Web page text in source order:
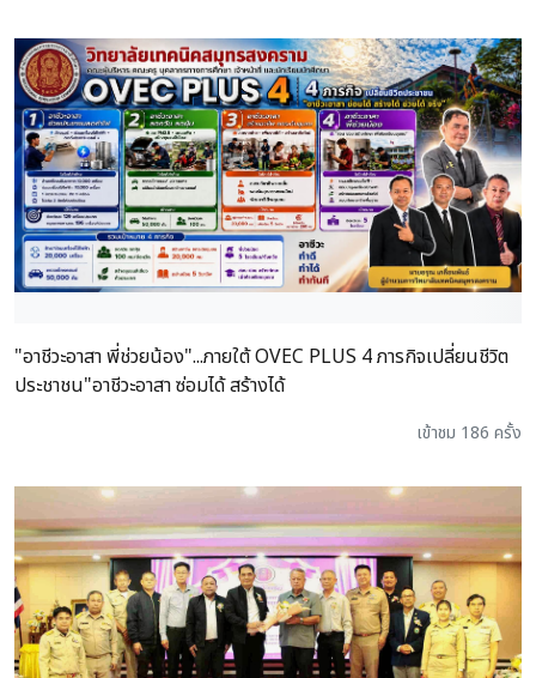
"อาชีวะอาสา พี่ช่วยน้อง"...ภายใต้ OVEC PLUS 4 ภารกิจเปลี่ยนชีวิต
ประชาชน"อาชีวะอาสา ซ่อมได้ สร้างได้
เข้าชม 186 ครั้ง